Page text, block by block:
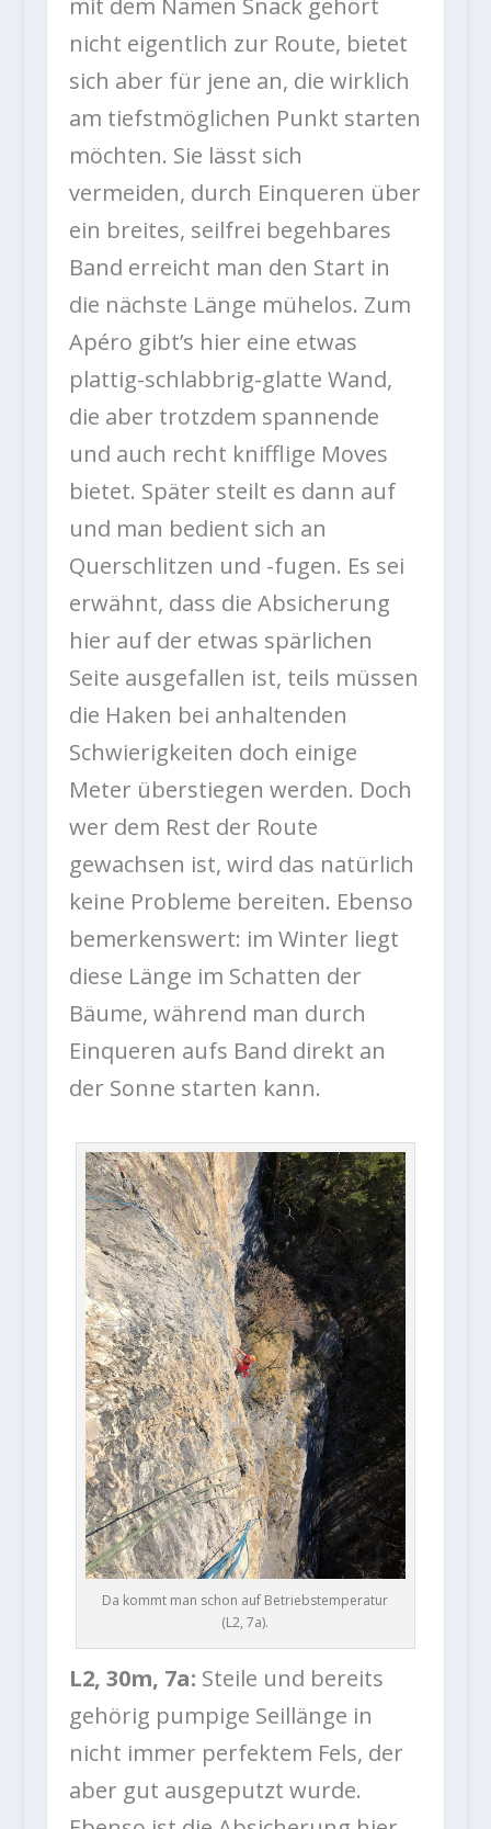
mit dem Namen Snack gehört
nicht eigentlich zur Route, bietet
sich aber für jene an, die wirklich
am tiefstmöglichen Punkt starten
möchten. Sie lässt sich
vermeiden, durch Einqueren über
ein breites, seilfrei begehbares
Band erreicht man den Start in
die nächste Länge mühelos. Zum
Apéro gibt’s hier eine etwas
plattig-schlabbrig-glatte Wand,
die aber trotzdem spannende
und auch recht knifflige Moves
bietet. Später steilt es dann auf
und man bedient sich an
Querschlitzen und -fugen. Es sei
erwähnt, dass die Absicherung
hier auf der etwas spärlichen
Seite ausgefallen ist, teils müssen
die Haken bei anhaltenden
Schwierigkeiten doch einige
Meter überstiegen werden. Doch
wer dem Rest der Route
gewachsen ist, wird das natürlich
keine Probleme bereiten. Ebenso
bemerkenswert: im Winter liegt
diese Länge im Schatten der
Bäume, während man durch
Einqueren aufs Band direkt an
der Sonne starten kann.
Da kommt man schon auf Betriebstemperatur
(L2, 7a).
L2, 30m, 7a: Steile und bereits
gehörig pumpige Seillänge in
nicht immer perfektem Fels, der
aber gut ausgeputzt wurde.